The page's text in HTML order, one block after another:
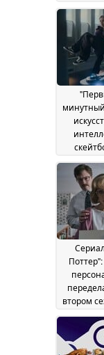
на
клик 01
в
втором